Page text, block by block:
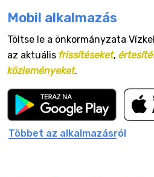
Mobil alkalmazás
Töltse le a önkormányzata
az aktuális frissítéseket,
közleményeket.
Többet az alkalmazásról